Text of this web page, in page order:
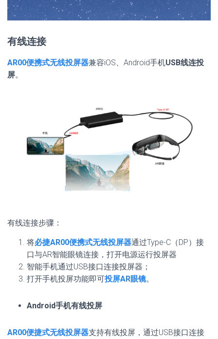
有线连接
AR00便携式无线投屏器兼容iOS、Android手机USB线连投
屏。
有线连接步骤：
将必捷AR00便携式无线投屏器通过Type-C（DP）接
口与AR智能眼镜连接，打开电源运行投屏器
智能手机通过USB接口连接投屏器；
打开手机投屏功能即可投屏AR眼镜。
Android手机有线投屏
AR00便捷式无线投屏器支持有线投屏，通过USB接口连接